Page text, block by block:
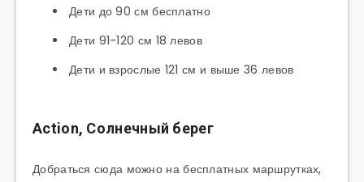
Дети до 90 см бесплатно
Дети 91-120 см 18 левов
Дети и взрослые 121 см и выше 36 левов
Аction, Солнечный берег
Добраться сюда можно на бесплатных маршрутках,